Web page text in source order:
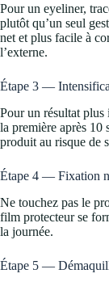
Pour un eyeliner,
plutôt qu’un seul
net et plus facile à
l’externe.
Étape 3 —
Pour un résultat plus
la première après 10
produit au risque de
Étape 4 — Fixation
Ne touchez pas le
film protecteur se
la journée.
Étape 5 —